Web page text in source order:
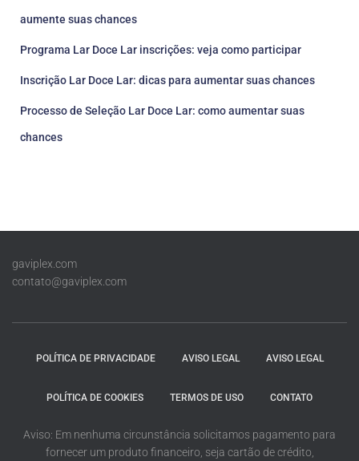
aumente suas chances
Programa Lar Doce Lar inscrições: veja como participar
Inscrição Lar Doce Lar: dicas para aumentar suas chances
Processo de Seleção Lar Doce Lar: como aumentar suas
chances
gaviplex.com
contato@gaviplex.com
POLÍTICA DE PRIVACIDADE AVISO LEGAL AVISO LEGAL
POLÍTICA DE COOKIES TERMOS DE USO CONTATO
Aviso: Em nenhuma circunstância solicitamos pagamento para
fornecer um produto financeiro, seja cartão de crédito,